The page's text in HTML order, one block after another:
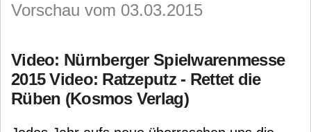
Vorschau vom 03.03.2015
Video: Nürnberger Spielwarenmesse
2015 Video: Ratzeputz - Rettet die
Rüben (Kosmos Verlag)